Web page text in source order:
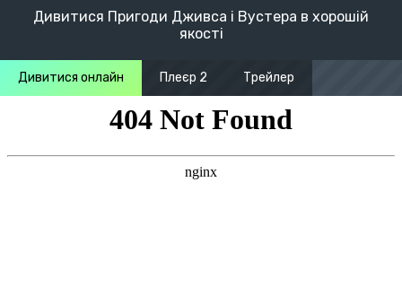
Дивитися Пригоди Дживса і Вустера в хорошій
якості
Дивитися онлайн Плеєр 2 Трейлер